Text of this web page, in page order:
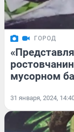
ГОРОД
мусорном
31 января, 2024,